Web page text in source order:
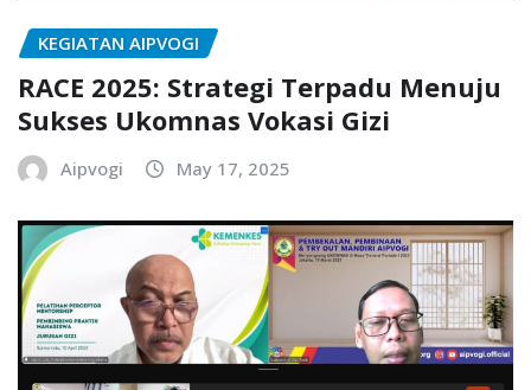
KEGIATAN AIPVOGI
RACE 2025: Strategi Terpadu Menuju
Sukses Ukomnas Vokasi Gizi
Aipvogi May 17, 2025